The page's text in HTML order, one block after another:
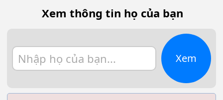
Xem thông tin họ của bạn
Xem